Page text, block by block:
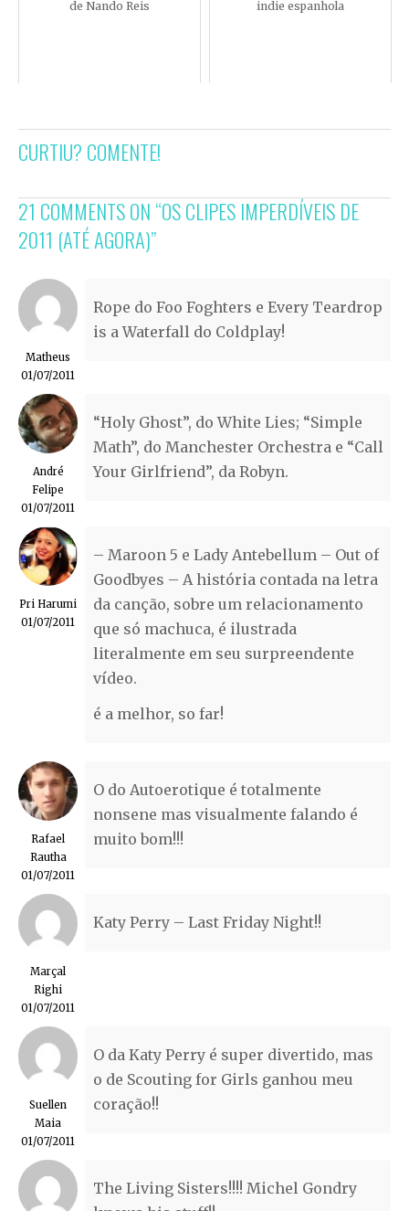
de Nando Reis
indie espanhola
CURTIU? COMENTE!
21 COMMENTS ON “OS CLIPES IMPERDÍVEIS DE
2011 (ATÉ AGORA)”
Matheus
01/07/2011
Rope do Foo Foghters e Every Teardrop
is a Waterfall do Coldplay!
André
Felipe
01/07/2011
“Holy Ghost”, do White Lies; “Simple
Math”, do Manchester Orchestra e “Call
Your Girlfriend”, da Robyn.
Pri Harumi
01/07/2011
– Maroon 5 e Lady Antebellum – Out of
Goodbyes – A história contada na letra
da canção, sobre um relacionamento
que só machuca, é ilustrada
literalmente em seu surpreendente
vídeo.
é a melhor, so far!
Rafael
Rautha
01/07/2011
O do Autoerotique é totalmente
nonsene mas visualmente falando é
muito bom!!!
Marçal
Righi
01/07/2011
Katy Perry – Last Friday Night!!
Suellen
Maia
01/07/2011
O da Katy Perry é super divertido, mas
o de Scouting for Girls ganhou meu
coração!!
The Living Sisters!!!! Michel Gondry